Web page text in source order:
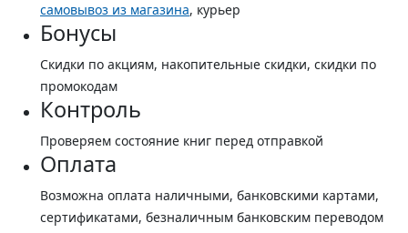
самовывоз из магазина, курьер
Бонусы
Скидки по акциям, накопительные скидки, скидки по
промокодам
Контроль
Проверяем состояние книг перед отправкой
Оплата
Возможна оплата наличными, банковскими картами,
сертификатами, безналичным банковским переводом